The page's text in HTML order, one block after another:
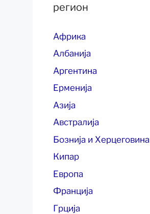
регион
Африка
Албанија
Аргентина
Ерменија
Азија
Австралија
Бознија и Херцеговина
Кипар
Европа
Франција
Грција